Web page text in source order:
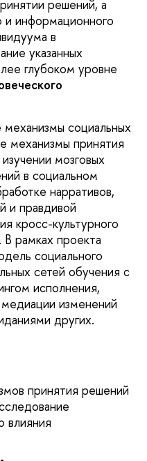
решений, а
и информационного
в
указанных
глубоком уровне
социальных
механизмы принятия
мозговых
в социальном
нарративов,
и правдивой
кросс-культурного
В рамках проекта
социального
сетей обучения с
исполнения,
изменений
других.
принятия решений
влияния